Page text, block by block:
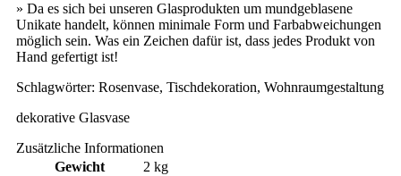
» Da es sich bei unseren Glasprodukten um mundgeblasene
Unikate handelt, können minimale Form und Farbabweichungen
möglich sein. Was ein Zeichen dafür ist, dass jedes Produkt von
Hand gefertigt ist!
Schlagwörter: Rosenvase, Tischdekoration, Wohnraumgestaltung
dekorative Glasvase
Zusätzliche Informationen
Gewicht
2 kg